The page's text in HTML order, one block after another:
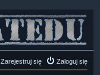
Zaloguj się
Zarejestruj się